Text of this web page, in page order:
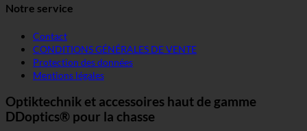
Notre service
Contact
CONDITIONS GÉNÉRALES DE VENTE
Protection des données
Mentions légales
Optiktechnik et accessoires haut de gamme
DDoptics® pour la chasse